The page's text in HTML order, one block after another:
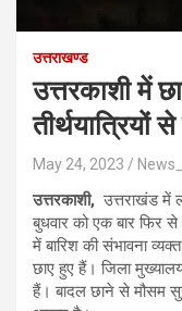
उत्तराखण्ड
उत्तरकाशी में
तीर्थयात्रियों
May 24, 2023
उत्तरकाशी, उत्तराखंड में
बुधवार को एक बार फिर
में बारिश की संभावना
छाए हुए हैं। जिला
हैं। बादल छाने से मौसम